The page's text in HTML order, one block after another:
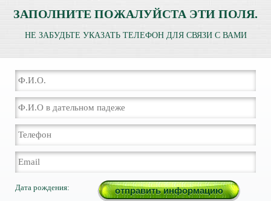
ЗАПОЛНИТЕ ПОЖАЛУЙСТА ЭТИ ПОЛЯ.
НЕ ЗАБУДЬТЕ УКАЗАТЬ ТЕЛЕФОН ДЛЯ СВЯЗИ С ВАМИ
Дата рождения: